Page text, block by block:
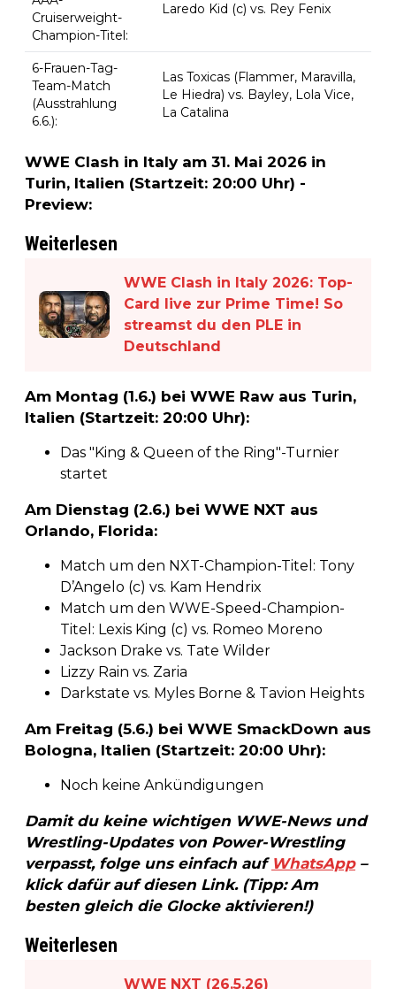
Cruiserweight-
Champion-Titel:
Laredo Kid (c) vs. Rey Fenix
6-Frauen-Tag-
Team-Match
(Ausstrahlung
6.6.):
Las Toxicas (Flammer, Maravilla,
Le Hiedra) vs. Bayley, Lola Vice,
La Catalina
WWE Clash in Italy am 31. Mai 2026 in
Turin, Italien (Startzeit: 20:00 Uhr) -
Preview:
Weiterlesen
WWE Clash in Italy 2026: Top-
Card live zur Prime Time! So
streamst du den PLE in
Deutschland
Am Montag (1.6.) bei WWE Raw aus Turin,
Italien (Startzeit: 20:00 Uhr):
Das "King & Queen of the Ring"-Turnier
startet
Am Dienstag (2.6.) bei WWE NXT aus
Orlando, Florida:
Match um den NXT-Champion-Titel: Tony
D’Angelo (c) vs. Kam Hendrix
Match um den WWE-Speed-Champion-
Titel: Lexis King (c) vs. Romeo Moreno
Jackson Drake vs. Tate Wilder
Lizzy Rain vs. Zaria
Darkstate vs. Myles Borne & Tavion Heights
Am Freitag (5.6.) bei WWE SmackDown aus
Bologna, Italien (Startzeit: 20:00 Uhr):
Noch keine Ankündigungen
Damit du keine wichtigen WWE-News und
Wrestling-Updates von Power-Wrestling
verpasst, folge uns einfach auf WhatsApp–
klick dafür auf diesen Link. (Tipp: Am
besten gleich die Glocke aktivieren!)
Weiterlesen
WWE NXT (26.5.26)